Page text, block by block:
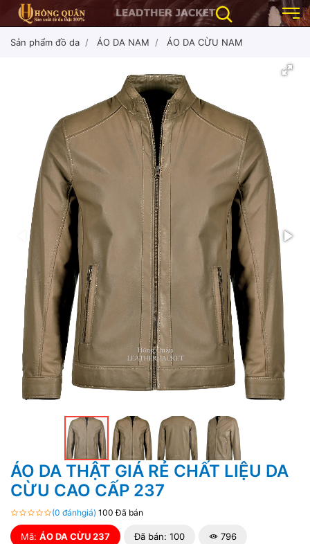
Sản phẩm đồ da ÁO DA NAM ÁO DA CỪU NAM
ÁO DA THẬT GIÁ RẺ CHẤT LIỆU DA
CỪU CAO CẤP 237
(0 đánhgiá) 100 Đã bán
Mã: ÁO DA CỪU 237 Đã bán: 100 796